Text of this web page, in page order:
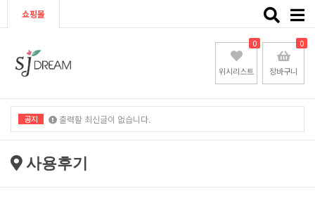
쇼핑몰
Toggle
위시리스트
0
장바구니
0
공지 출력할 최신글이 없습니다.
출력할 최신글이 없습니다.
사용후기